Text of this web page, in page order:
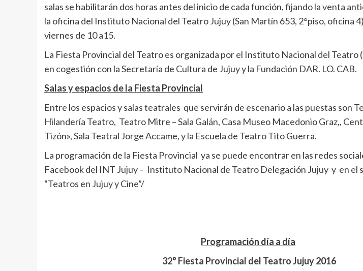
salas se habilitarán dos horas antes del inicio de cada función, fijando la venta
la oficina del Instituto Nacional del Teatro Jujuy (San Martín 653, 2°piso, oficina
viernes de 10 a15.
La Fiesta Provincial del Teatro es organizada por el Instituto Nacional del Teatro
en cogestión con la Secretaría de Cultura de Jujuy y la Fundación DAR. LO. CAB.
Salas y espacios de la Fiesta Provincial
Entre los espacios y salas teatrales que servirán de escenario a las puestas son
Hilandería Teatro, Teatro Mitre – Sala Galán, Casa Museo Macedonio Graz,,
Tizón», Sala Teatral Jorge Accame, y la Escuela de Teatro Tito Guerra.
La programación de la Fiesta Provincial ya se puede encontrar en las redes
Facebook del INT Jujuy – Instituto Nacional de Teatro Delegación Jujuy y en el
“Teatros en Jujuy y Cine”/
Programación día a día
32° Fiesta Provincial del Teatro Jujuy 2016